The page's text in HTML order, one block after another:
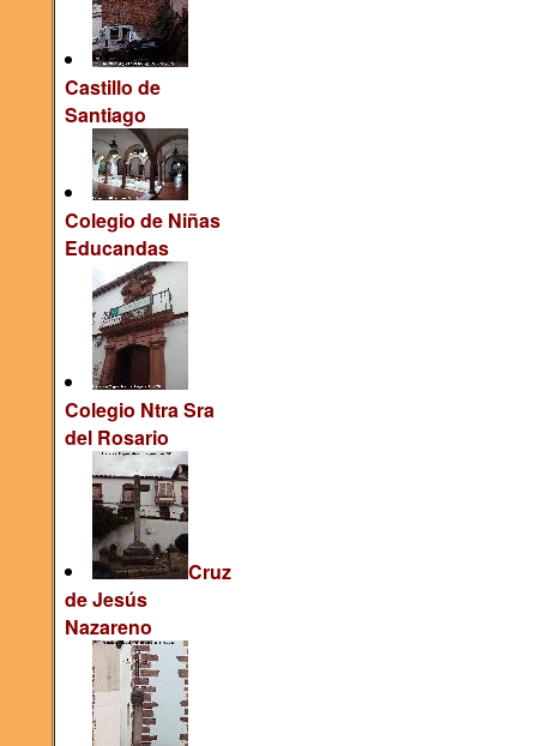
Castillo de
Santiago
Colegio de Niñas
Educandas
Colegio Ntra Sra
del Rosario
Cruz
de Jesús
Nazareno